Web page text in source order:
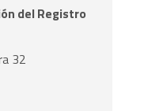
del Registro
32